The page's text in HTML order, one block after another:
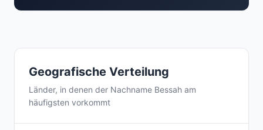
Geografische Verteilung
Länder, in denen der Nachname Bessah am
häufigsten vorkommt